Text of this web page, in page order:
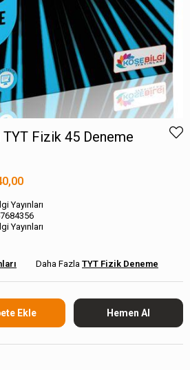
TYT Fizik 45 Deneme
Yayınları
Yayınları
TYT Fizik Deneme